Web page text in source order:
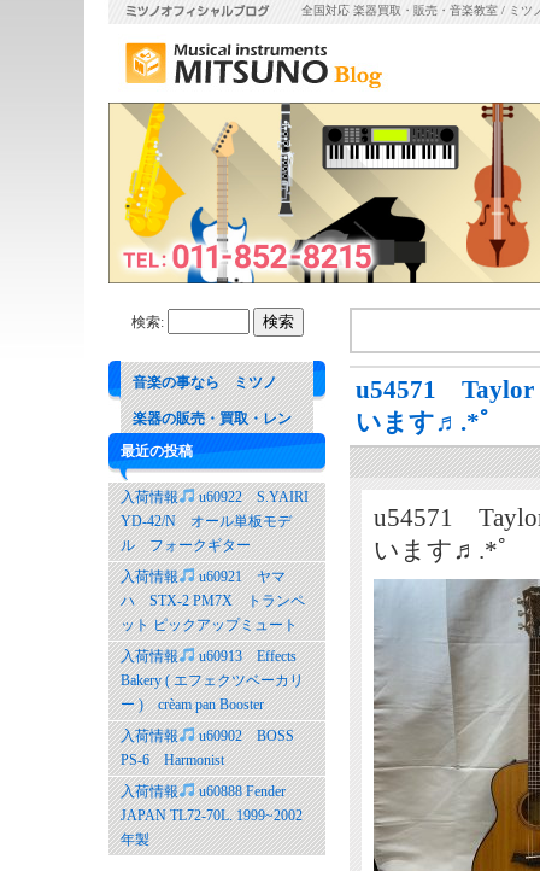
全国対応 楽器買取・販売・音楽教室 / ミツ
u54571 Taylor
います♬.*ﾟ
u54571
います♬.*ﾟ
検索:
音楽の事なら ミツノ
楽器の販売・買取・レン
タル 音楽教室
最近の投稿
入荷情報
u60922 S.YAIRI
YD-42/N オール単板モデ
ル フォークギター
入荷情報
u60921 ヤマ
ハ STX-2 PM7X トランペ
ット ピックアップミュート
入荷情報
u60913 Effects
Bakery ( エフェクツベーカリ
ー ) crèam pan Booster
入荷情報
u60902 BOSS
PS-6 Harmonist
入荷情報
u60888 Fender
JAPAN TL72-70L. 1999~2002
年製